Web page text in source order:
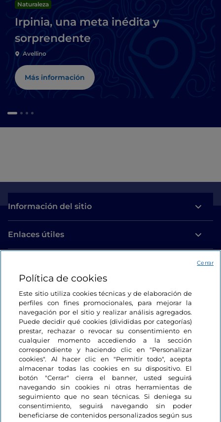
Naturaleza
Irpinia, una meta inédita y
sorprendente
Avellino
Más información
Información del sitio
Enlaces útiles
Estamos en contacto
Política de cookies
Este sitio utiliza cookies técnicas y de elaboración de
perfiles con fines promocionales, para mejorar la
navegación por el sitio y realizar análisis agregados.
Puede decidir qué cookies (divididas por categorías)
prestar, rechazar o revocar su consentimiento en
cualquier momento accediendo a la sección
correspondiente y haciendo clic en "Personalizar
cookies". Al hacer clic en "Permitir todo", acepta
almacenar todas las cookies en su dispositivo. El
botón "Cerrar" cierra el banner, usted seguirá
navegando sin cookies ni otras herramientas de
seguimiento que no sean técnicas. Si deniega su
consentimiento, seguirá navegando sin poder
beneficiarse de contenidos personalizados según sus
Cerrar